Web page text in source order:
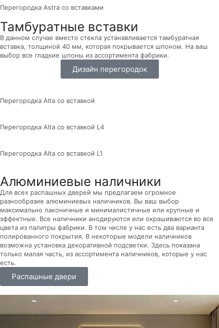
Перегородка Astra со вставками
Тамбуратные вставки
В данном случае вместо стекла устанавливается тамбуратная
вставка, толщиной 40 мм, которая покрывается шпоном. На ваш
выбор все гладкие шпоны из ассортимента фабрики.
Дизайн перегородок
Перегородка Alta со вставкой
Перегородка Alta со вставкой L4
Перегородка Alta со вставкой L1
Алюминиевые наличники
Для всех распашных дверей мы предлагаем огромное
разнообразие алюминиевых наличников. Вы ваш выбор
максимально лаконичные и минималистичные или крупные и
эффектные. Все наличники анодируются или окрашиваются во все
цвета из палитры фабрики. В том числе у нас есть два варианта
полированного покрытия. В некоторые модели наличников
возможна установка декоративной подсветки. Здесь показана
только малая часть, из ассортимента наличников, которые у нас
есть.
Распашные двери